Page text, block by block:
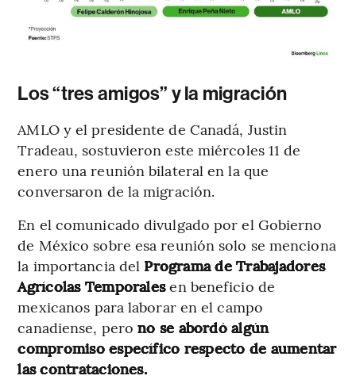
Los “tres amigos” y la migración
AMLO y el presidente de Canadá, Justin
Tradeau, sostuvieron este miércoles 11 de
enero una reunión bilateral en la que
conversaron de la migración.
En el comunicado divulgado por el Gobierno
de México sobre esa reunión solo se menciona
la importancia del Programa de Trabajadores
Agrícolas Temporalesen beneficio de
mexicanos para laborar en el campo
canadiense, perono se abordó algún
compromiso específico respecto de aumentar
las contrataciones.